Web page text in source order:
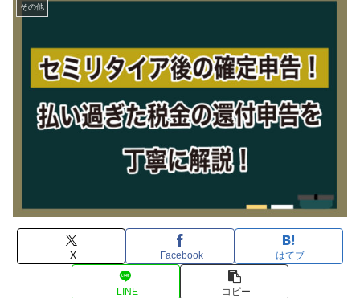
その他
X Facebook はてブ
LINE コピー